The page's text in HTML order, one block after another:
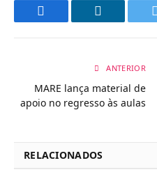
ANTERIOR
MARE lança material de
apoio no regresso às aulas
RELACIONADOS